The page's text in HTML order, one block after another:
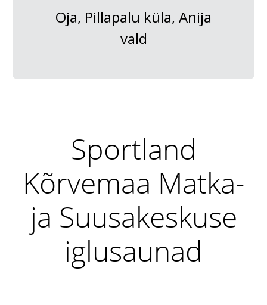
Oja, Pillapalu küla, Anija
vald
Sportland
Kõrvemaa Matka-
ja Suusakeskuse
iglusaunad